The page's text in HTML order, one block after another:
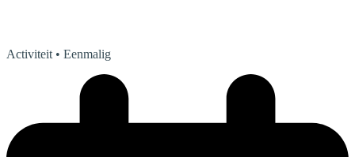
Activiteit • Eenmalig